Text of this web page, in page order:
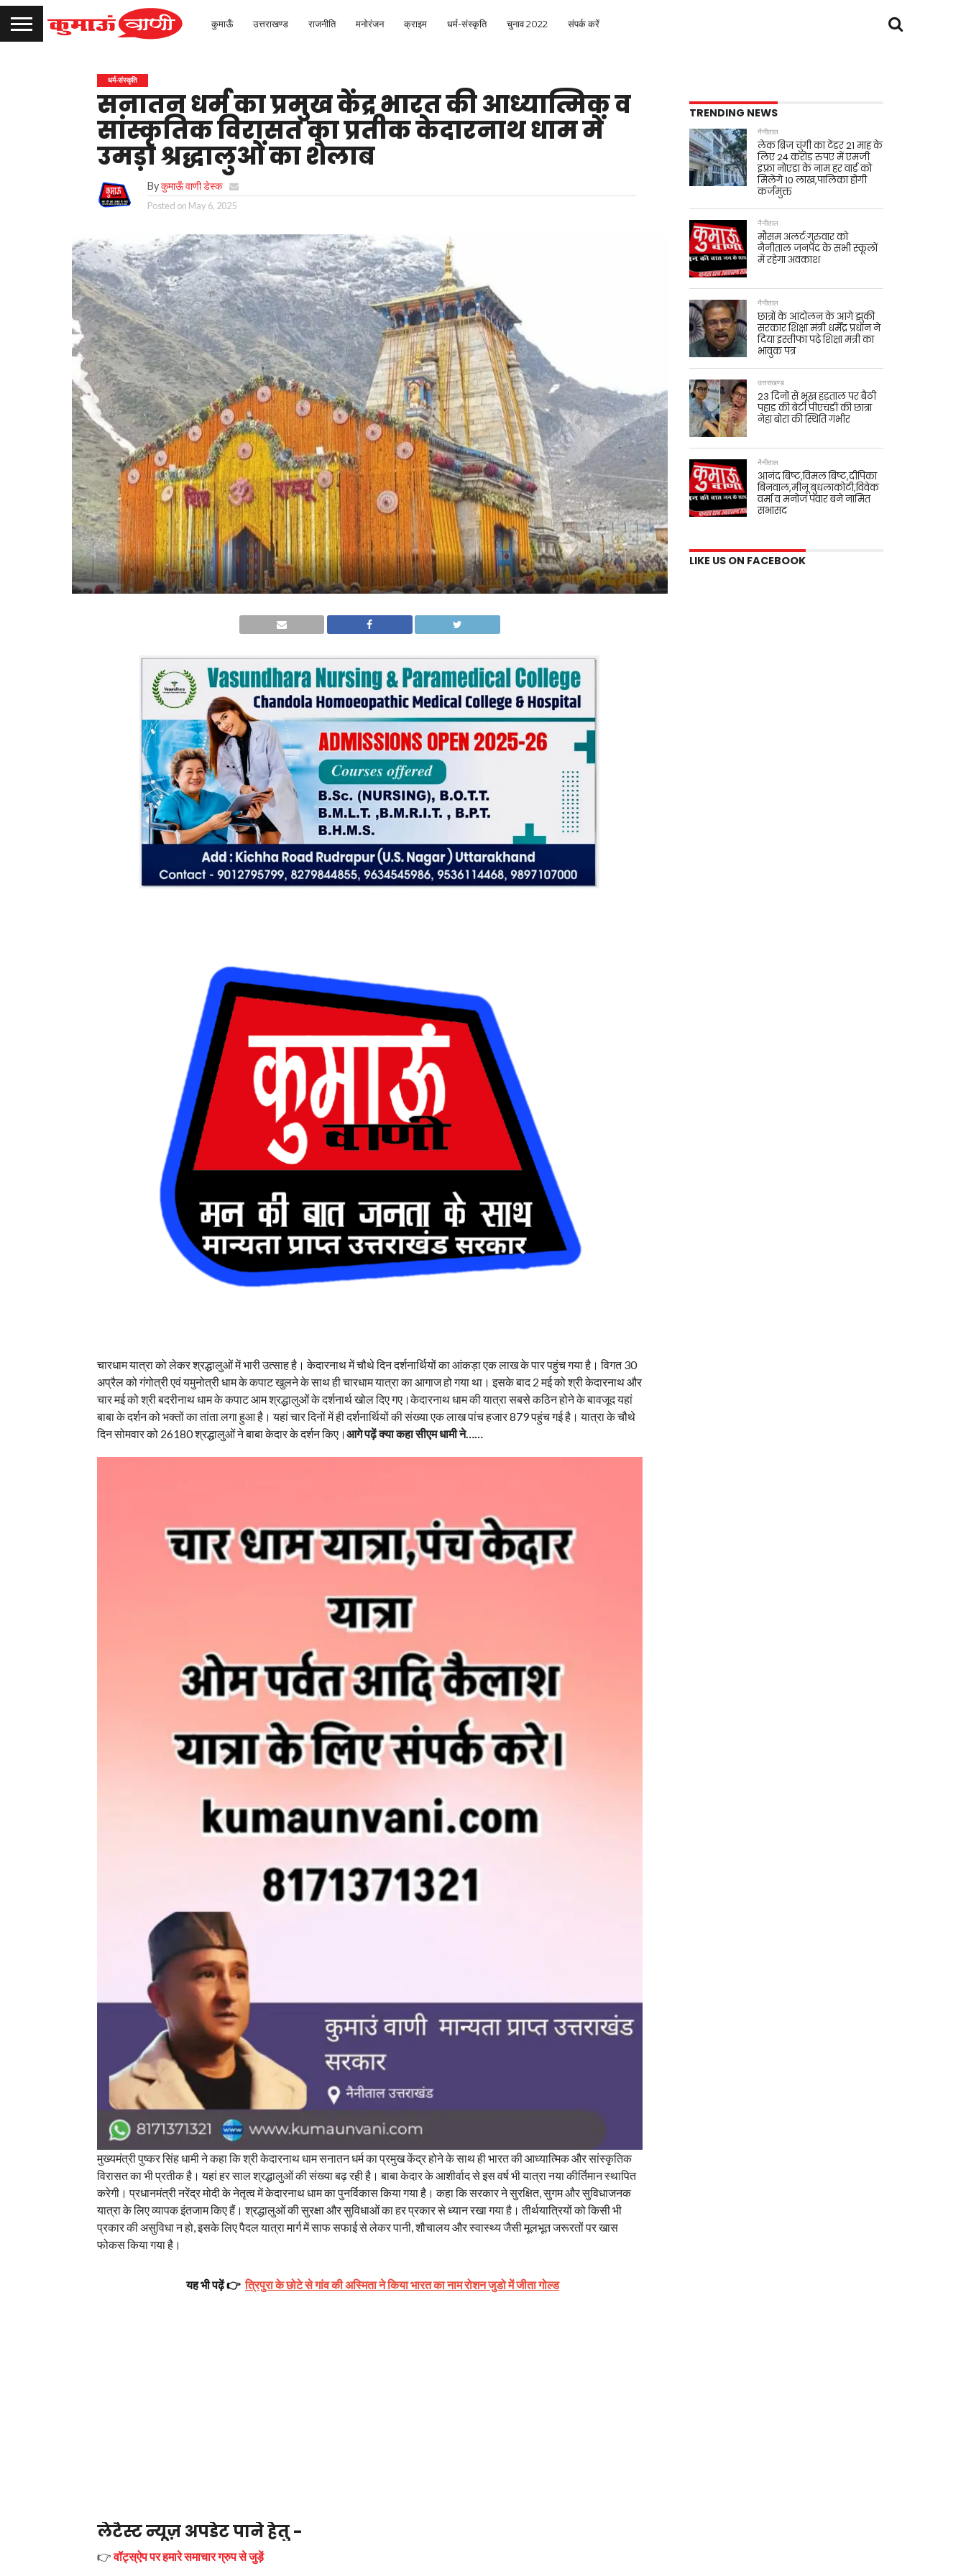
कुमाऊँ उत्तराखण्ड राजनीति मनोरंजन क्राइम धर्म-संस्कृति चुनाव 2022 संपर्क करें
धर्म-संस्कृति
सनातन धर्म का प्रमुख केंद्र भारत की आध्यात्मिक व
सांस्कृतिक विरासत का प्रतीक केदारनाथ धाम में
उमड़ा श्रद्धालुओं का शैलाब
Byकुमाऊँ वाणी डेस्क
Posted on May 6, 2025
चारधाम यात्रा को लेकर श्रद्धालुओं में भारी उत्साह है। केदारनाथ में चौथे दिन दर्शनार्थियों का आंकड़ा एक लाख के पार पहुंच गया है। विगत 30
अप्रैल को गंगोत्री एवं यमुनोत्री धाम के कपाट खुलने के साथ ही चारधाम यात्रा का आगाज हो गया था। इसके बाद 2 मई को श्री केदारनाथ और
चार मई को श्री बदरीनाथ धाम के कपाट आम श्रद्धालुओं के दर्शनार्थ खोल दिए गए।केदारनाथ धाम की यात्रा सबसे कठिन होने के बावजूद यहां
बाबा के दर्शन को भक्तों का तांता लगा हुआ है। यहां चार दिनों में ही दर्शनार्थियों की संख्या एक लाख पांच हजार 879 पहुंच गई है। यात्रा के चौथे
दिन सोमवार को 26180 श्रद्धालुओं ने बाबा केदार के दर्शन किए। आगे पढ़ें क्या कहा सीएम धामी ने……
मुख्यमंत्री पुष्कर सिंह धामी ने कहा कि श्री केदारनाथ धाम सनातन धर्म का प्रमुख केंद्र होने के साथ ही भारत की आध्यात्मिक और सांस्कृतिक
विरासत का भी प्रतीक है। यहां हर साल श्रद्धालुओं की संख्या बढ़ रही है। बाबा केदार के आशीर्वाद से इस वर्ष भी यात्रा नया कीर्तिमान स्थापित
करेगी। प्रधानमंत्री नरेंद्र मोदी के नेतृत्व में केदारनाथ धाम का पुनर्विकास किया गया है। कहा कि सरकार ने सुरक्षित, सुगम और सुविधाजनक
यात्रा के लिए व्यापक इंतजाम किए हैं। श्रद्धालुओं की सुरक्षा और सुविधाओं का हर प्रकार से ध्यान रखा गया है। तीर्थयात्रियों को किसी भी
प्रकार की असुविधा न हो, इसके लिए पैदल यात्रा मार्ग में साफ सफाई से लेकर पानी, शौचालय और स्वास्थ्य जैसी मूलभूत जरूरतों पर खास
फोकस किया गया है।
यह भी पढ़ें 👉 त्रिपुरा के छोटे से गांव की अस्मिता ने किया भारत का नाम रोशन जुडो में जीता गोल्ड
लेटैस्ट न्यूज़ अपडेट पाने हेतु -
👉वॉट्स्ऐप पर हमारे समाचार ग्रुप से जुड़ें
TRENDING NEWS
नैनीताल
लेक ब्रिज चुंगी का टेंडर 21 माह के
लिए 24 करोड़ रुपए में एमजी
इंफ़्रा नोएडा के नाम हर वार्ड को
मिलेंगे 10 लाख,पालिका होगी
कर्जमुक्त
नैनीताल
मौसम अलर्ट:गुरुवार को
नैनीताल जनपद के सभी स्कूलों
में रहेगा अवकाश
नैनीताल
छात्रों के आंदोलन के आगे झुकी
सरकार शिक्षा मंत्री धर्मेंद्र प्रधान ने
दिया इस्तीफा पढ़े शिक्षा मंत्री का
भावुक पत्र
उत्तराखण्ड
23 दिनों से भूख हड़ताल पर बैठी
पहाड़ की बेटी पीएचडी की छात्रा
नेहा बोरा की स्थिति गंभीर
नैनीताल
आनंद बिष्ट,विमल बिष्ट,दीपिका
बिनवाल,मीनू बुधलाकोटी,विवेक
वर्मा व मनोज पंवार बने नामित
सभासद
LIKE US ON FACEBOOK